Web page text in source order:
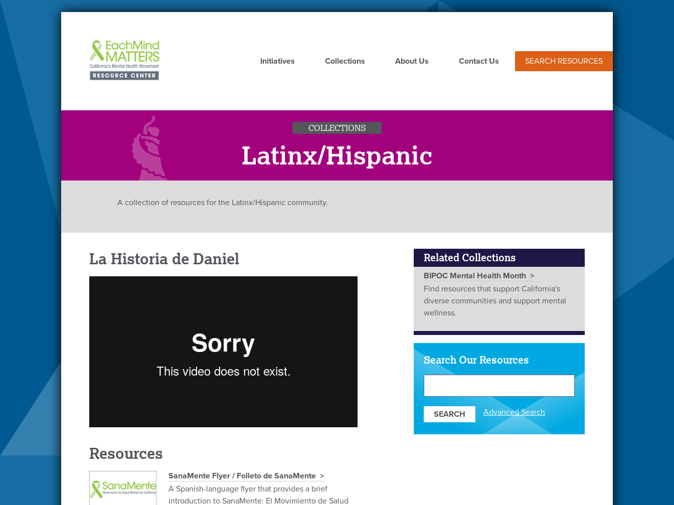
Skip
Initiatives
Collections About Us Contact Us SEARCH RESOURCES
COLLECTIONS
Latinx/Hispanic
A collection of resources for the Latinx/Hispanic community.
La Historia de Daniel
Resources
SanaMente Flyer / Folleto de SanaMente
A Spanish-language flyer that provides a brief
introduction to SanaMente: El Movimiento de Salud
Related Collections
BIPOC Mental Health Month
Find resources that support California's
diverse communities and support mental
wellness.
Search Our Resources
Advanced Search